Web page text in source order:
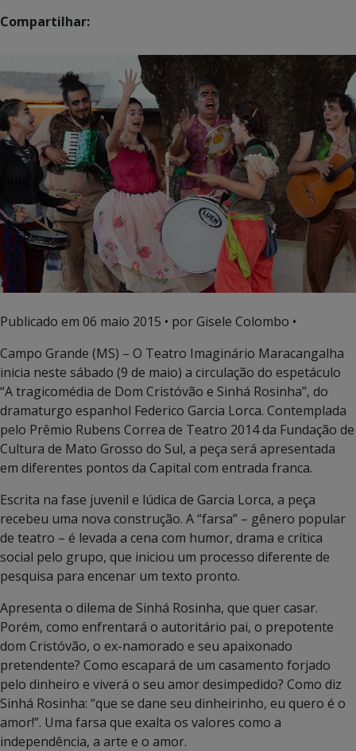
Compartilhar:
Publicado em 06 maio 2015 • por Gisele Colombo •
Campo Grande (MS) – O Teatro Imaginário Maracangalha
inicia neste sábado (9 de maio) a circulação do espetáculo
“A tragicomédia de Dom Cristóvão e Sinhá Rosinha”, do
dramaturgo espanhol Federico Garcia Lorca. Contemplada
pelo Prêmio Rubens Correa de Teatro 2014 da Fundação de
Cultura de Mato Grosso do Sul, a peça será apresentada
em diferentes pontos da Capital com entrada franca.
Escrita na fase juvenil e lúdica de Garcia Lorca, a peça
recebeu uma nova construção. A “farsa” – gênero popular
de teatro – é levada a cena com humor, drama e crítica
social pelo grupo, que iniciou um processo diferente de
pesquisa para encenar um texto pronto.
Apresenta o dilema de Sinhá Rosinha, que quer casar.
Porém, como enfrentará o autoritário pai, o prepotente
dom Cristóvão, o ex-namorado e seu apaixonado
pretendente? Como escapará de um casamento forjado
pelo dinheiro e viverá o seu amor desimpedido? Como diz
Sinhá Rosinha: “que se dane seu dinheirinho, eu quero é o
amor!”. Uma farsa que exalta os valores como a
independência, a arte e o amor.